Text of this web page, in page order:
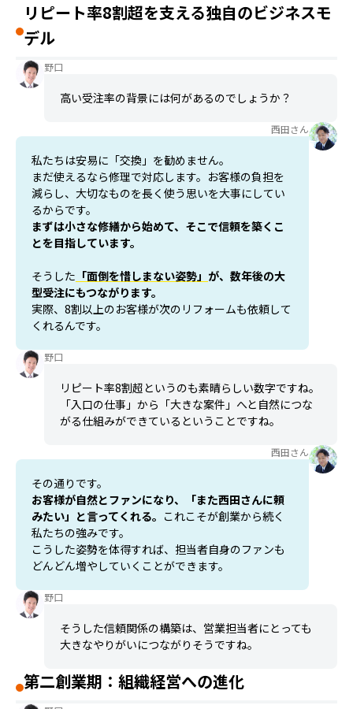
リピート率8割超を支える独自のビジネスモ
デル
野口
高い受注率の背景には何があるのでしょうか？
西田さん
私たちは安易に「交換」を勧めません。
まだ使えるなら修理で対応します。お客様の負担を
減らし、大切なものを長く使う思いを大事にしてい
るからです。
まずは小さな修繕から始めて、そこで信頼を築くこ
とを目指しています。
そうした 「面倒を惜しまない姿勢」 が、数年後の大
型受注にもつながります。
実際、8割以上のお客様が次のリフォームも依頼して
くれるんです。
野口
リピート率8割超というのも素晴らしい数字ですね。
「入口の仕事」から「大きな案件」へと自然につな
がる仕組みができているということですね。
西田さん
その通りです。
お客様が自然とファンになり、「また西田さんに頼
みたい」と言ってくれる。 これこそが創業から続く
私たちの強みです。
こうした姿勢を体得すれば、担当者自身のファンも
どんどん増やしていくことができます。
野口
そうした信頼関係の構築は、営業担当者にとっても
大きなやりがいにつながりそうですね。
第二創業期：組織経営への進化